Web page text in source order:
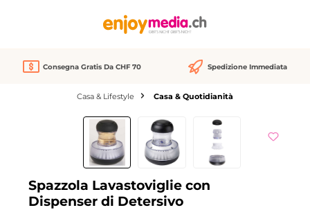
Consegna Gratis Da CHF 70 Spedizione Immediata
Casa & Lifestyle Casa & Quotidianità
Salta la galleria di immagini
Spazzola Lavastoviglie con
Dispenser di Detersivo